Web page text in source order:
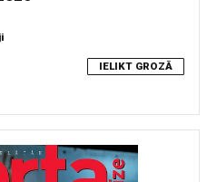
IELIKT GROZĀ